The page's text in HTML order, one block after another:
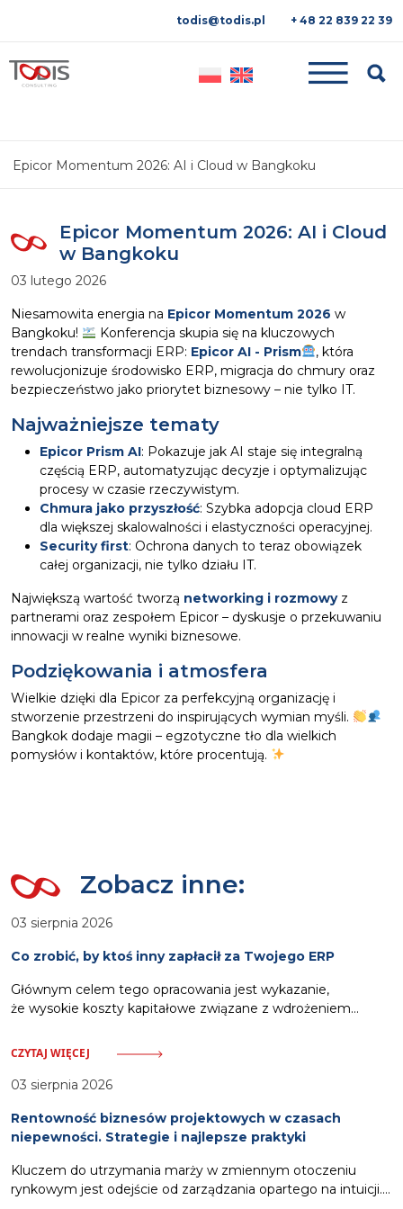
todis@todis.pl + 48 22 839 22 39
Epicor Momentum 2026: AI i Cloud w Bangkoku
Epicor Momentum 2026: AI i Cloud
w Bangkoku
03 lutego 2026
Niesamowita energia na Epicor Momentum 2026 w
Bangkoku!
Konferencja skupia się na kluczowych
trendach transformacji ERP: Epicor AI - Prism
, która
rewolucjonizuje środowisko ERP, migracja do chmury oraz
bezpieczeństwo jako priorytet biznesowy – nie tylko IT.
Najważniejsze tematy
Epicor Prism AI: Pokazuje jak AI staje się integralną
częścią ERP, automatyzując decyzje i optymalizując
procesy w czasie rzeczywistym.
Chmura jako przyszłość: Szybka adopcja cloud ERP
dla większej skalowalności i elastyczności operacyjnej.
Security first: Ochrona danych to teraz obowiązek
całej organizacji, nie tylko działu IT.
Największą wartość tworzą networking i rozmowyz
partnerami oraz zespołem Epicor – dyskusje o przekuwaniu
innowacji w realne wyniki biznesowe.
Podziękowania i atmosfera
Wielkie dzięki dla Epicor za perfekcyjną organizację i
stworzenie przestrzeni do inspirujących wymian myśli.
Bangkok dodaje magii – egzotyczne tło dla wielkich
pomysłów i kontaktów, które procentują.
Zobacz inne:
03 sierpnia 2026
Co zrobić, by ktoś inny zapłacił za Twojego ERP
Głównym celem tego opracowania jest wykazanie,
że wysokie koszty kapitałowe związane z wdrożeniem
budżetu przedsiębiorstwa. Odpowiednia strategia pozwala
na wykorzystanie zewnętrznych ścieżek finansowania.
Zalicza się do nich pozyskanie dotacji celowych
włączenie kosztów systemu w strukturę usług oferowanych
klientom oraz zastosowanie partnerskich modeli rozliczeń.
windykacyjnych,
CZYTAJ WIĘCEJ
03 sierpnia 2026
Rentowność biznesów projektowych w czasach
niepewności. Strategie i najlepsze praktyki
Kluczem do utrzymania marży w zmiennym otoczeniu
rynkowym jest odejście od zarządzania opartego na intuicji.